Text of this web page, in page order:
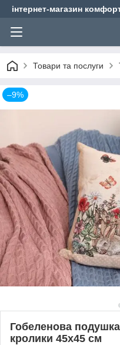
інтернет-магазин
Товари та послуги
–9%
Гобеленова
кролики 45х45 см